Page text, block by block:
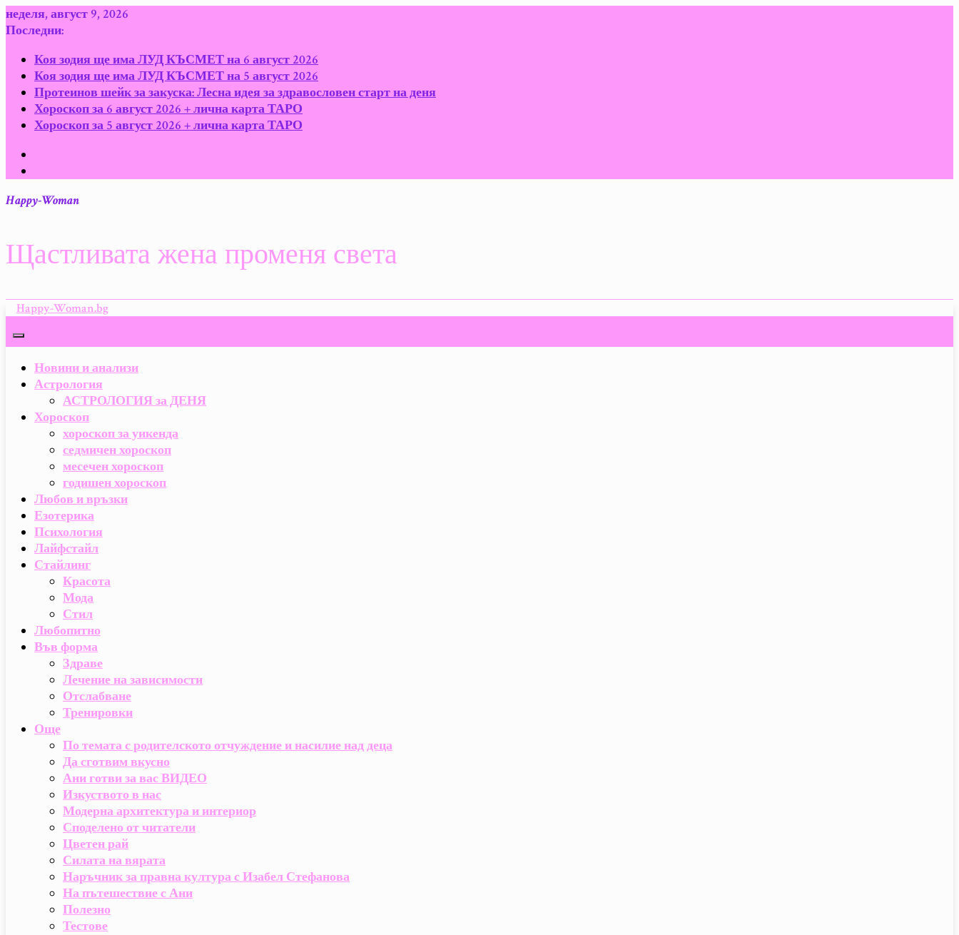
Skip
to
неделя, август 9, 2026
Последни:
Коя зодия ще има ЛУД КЪСМЕТ на 6 август 2026
Коя зодия ще има ЛУД КЪСМЕТ на 5 август 2026
Протеинов шейк за закуска: Лесна идея за здравословен старт на деня
Хороскоп за 6 август 2026 + лична карта ТАРО
Хороскоп за 5 август 2026 + лична карта ТАРО
Happy-Woman
Щастливата жена променя света
Happy-Woman.bg
Новини и анализи
Астрология
АСТРОЛОГИЯ за ДЕНЯ
Хороскоп
хороскоп за уикенда
седмичен хороскоп
месечен хороскоп
годишен хороскоп
Любов и връзки
Езотерика
Психология
Лайфстайл
Стайлинг
Красота
Мода
Стил
Любопитно
Във форма
Здраве
Лечение на зависимости
Отслабване
Тренировки
Още
По темата с родителското отчуждение и насилие над деца
Да сготвим вкусно
Ани готви за вас ВИДЕО
Изкуството в нас
Модерна архитектура и интериор
Споделено от читатели
Цветен рай
Силата на вярата
Наръчник за правна култура с Изабел Стефанова
На пътешествие с Ани
Полезно
Тестове